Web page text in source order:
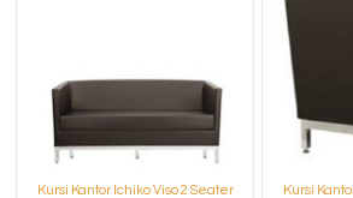
Kursi Kantor Ichiko Viso 2 Seater Kursi